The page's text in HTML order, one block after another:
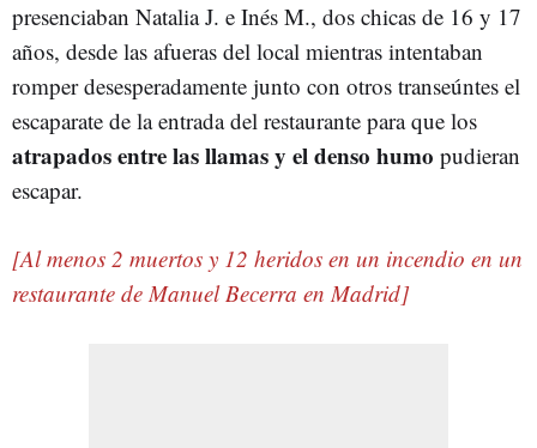
presenciaban Natalia J. e Inés M., dos chicas de 16 y 17
años, desde las afueras del local mientras intentaban
romper desesperadamente junto con otros transeúntes el
escaparate de la entrada del restaurante para que los
atrapados entre las llamas y el denso humo pudieran
escapar.
[Al menos 2 muertos y 12 heridos en un incendio en un
restaurante de Manuel Becerra en Madrid]